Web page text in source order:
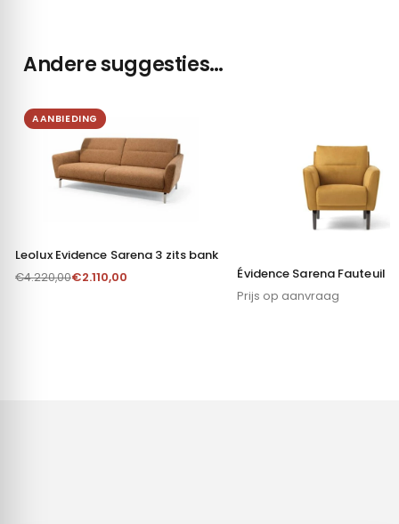
Andere suggesties…
AANBIEDING
Leolux Evidence Sarena 3 zits bank
€4.220,00€2.110,00
Évidence Sarena Fauteuil
Prijs op aanvraag